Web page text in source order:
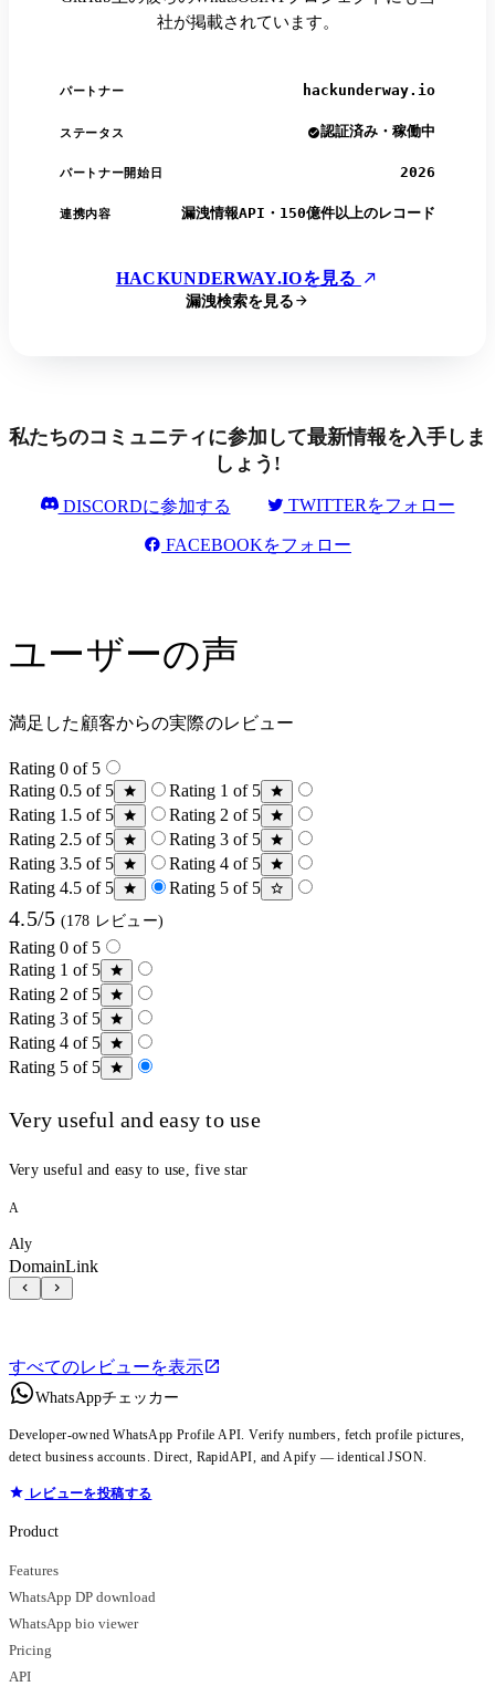
社が掲載されています。
パートナー hackunderway.io
ステータス 認証済み・稼働中
パートナー開始日 2026
連携内容 漏洩情報API・150億件以上のレコード
HACKUNDERWAY.IOを見る
漏洩検索を見る
私たちのコミュニティに参加して最新情報を入手しま
しょう!
DISCORDに参加する TWITTERをフォロー
FACEBOOKをフォロー
ユーザーの声
満足した顧客からの実際のレビュー
Rating 0 of 5
Rating 0.5 of 5
Rating 1 of 5
Rating 1.5 of 5
Rating 2 of 5
Rating 2.5 of 5
Rating 3 of 5
Rating 3.5 of 5
Rating 4 of 5
Rating 4.5 of 5
Rating 5 of 5
4.5/5 (178 レビュー)
Rating 0 of 5
Rating 1 of 5
Rating 2 of 5
Rating 3 of 5
Rating 4 of 5
Rating 5 of 5
Very useful and easy to use
Very useful and easy to use, five star
A
Aly
DomainLink
すべてのレビューを表示
WhatsAppチェッカー
Developer-owned WhatsApp Profile API. Verify numbers, fetch profile pictures,
detect business accounts. Direct, RapidAPI, and Apify — identical JSON.
レビューを投稿する
Product
Features
WhatsApp DP download
WhatsApp bio viewer
Pricing
API